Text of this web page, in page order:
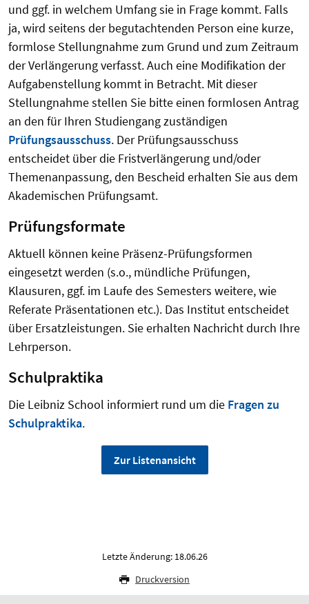
und ggf. in welchem Umfang sie in Frage kommt. Falls
ja, wird seitens der begutachtenden Person eine kurze,
formlose Stellungnahme zum Grund und zum Zeitraum
der Verlängerung verfasst. Auch eine Modifikation der
Aufgabenstellung kommt in Betracht. Mit dieser
Stellungnahme stellen Sie bitte einen formlosen Antrag
an den für Ihren Studiengang zuständigen
Prüfungsausschuss. Der Prüfungsausschuss
entscheidet über die Fristverlängerung und/oder
Themenanpassung, den Bescheid erhalten Sie aus dem
Akademischen Prüfungsamt.
Prüfungsformate
Aktuell können keine Präsenz-Prüfungsformen
eingesetzt werden (s.o., mündliche Prüfungen,
Klausuren, ggf. im Laufe des Semesters weitere, wie
Referate Präsentationen etc.). Das Institut entscheidet
über Ersatzleistungen. Sie erhalten Nachricht durch Ihre
Lehrperson.
Schulpraktika
Die Leibniz School informiert rund um die Fragen zu
Schulpraktika.
Zur Listenansicht
Letzte Änderung: 18.06.26
Druckversion